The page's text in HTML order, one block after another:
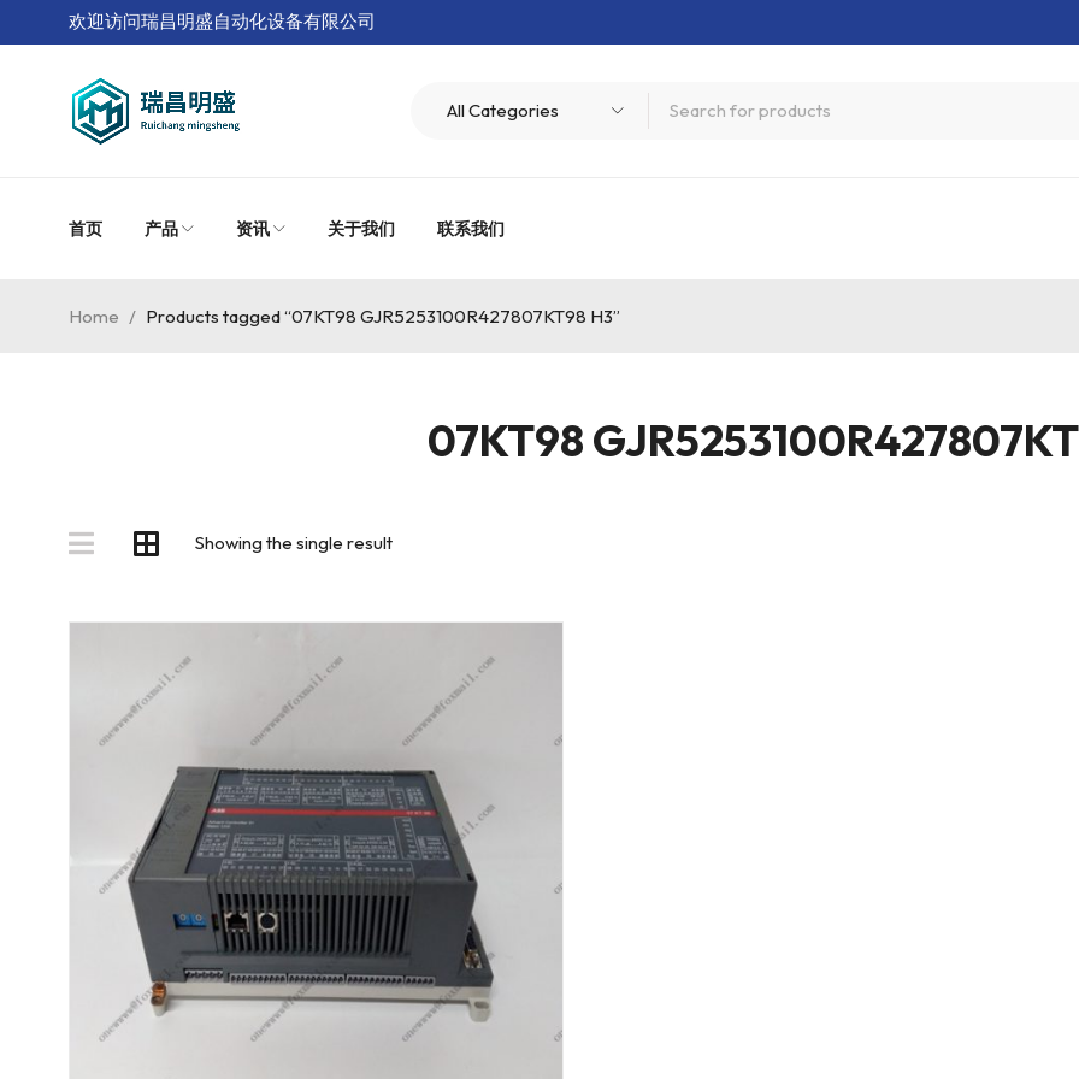
欢迎访问瑞昌明盛自动化设备有限公司
首页 产品 资讯 关于我们 联系我们
07KT98
Home / Products tagged “07KT98 GJR5253100R427807KT98 H3”
Showing the single result